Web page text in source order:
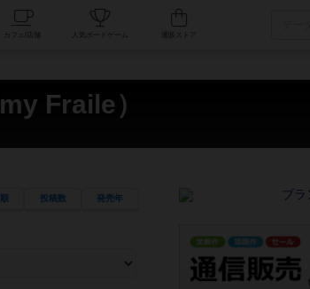
人気ボードゲーム
Fraile）
投稿数 発売年
定することができます。マニュアルを読む時間や参加者へのルール